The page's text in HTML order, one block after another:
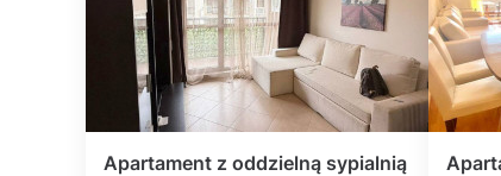
Apartament z oddzielną sypialnią